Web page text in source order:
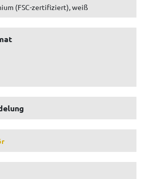
(FSC-zertifiziert), weiß